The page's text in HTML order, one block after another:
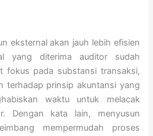
eksternal akan jauh lebih efisien
yang diterima auditor sudah
fokus pada substansi transaksi,
terhadap prinsip akuntansi yang
waktu untuk melacak
Dengan kata lain, menyusun
mempermudah proses